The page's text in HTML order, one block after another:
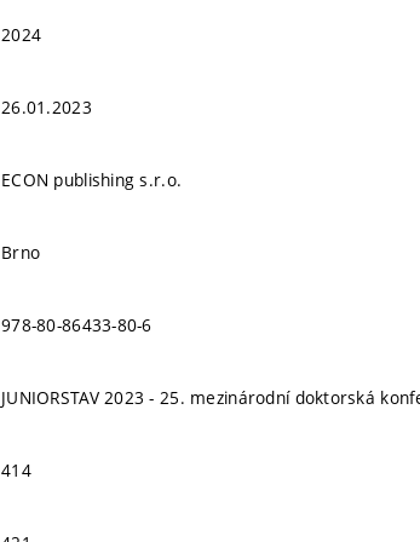
2024
26.01.2023
ECON publishing s.r.o.
Brno
978-80-86433-80-6
JUNIORSTAV 2023 - 25. mezinárodní doktorská
414